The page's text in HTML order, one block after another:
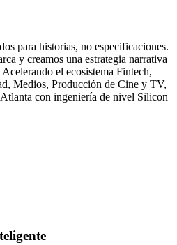
para historias, no especificaciones.
y creamos una estrategia narrativa
el ecosistema Fintech,
Medios, Producción de Cine y TV,
con ingeniería de nivel Silicon